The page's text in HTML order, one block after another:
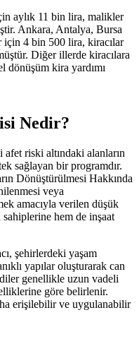
aylık 11 bin lira, malikler
Ankara, Antalya, Bursa
4 bin 500 lira, kiracılar
Diğer illerde kiracılara
kira yardımı
Nedir?
riski altındaki alanların
sağlayan bir programdır.
Dönüştürülmesi Hakkında
veya
amacıyla verilen düşük
hem de inşaat
şehirlerdeki yaşam
yapılar oluşturarak can
genellikle uzun vadeli
göre belirlenir.
erişilebilir ve uygulanabilir